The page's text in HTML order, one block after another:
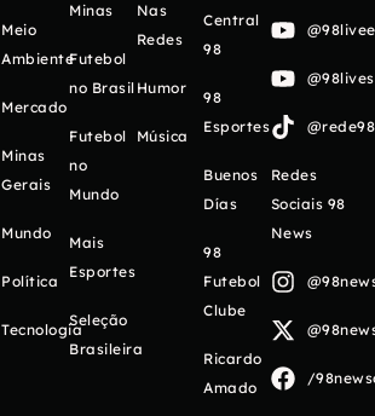
Meio
Ambiente
Mercado
Minas
Gerais
Mundo
Política
Tecnologia
Minas
Futebol
no Brasil
Futebol
no
Mundo
Mais
Esportes
Seleção
Brasileira
Nas
Redes
Humor
Música
Central
98
98
Esportes
Buenos
Días
98
Futebol
Clube
Ricardo
Amado
Redes
Sociais 98
News
/